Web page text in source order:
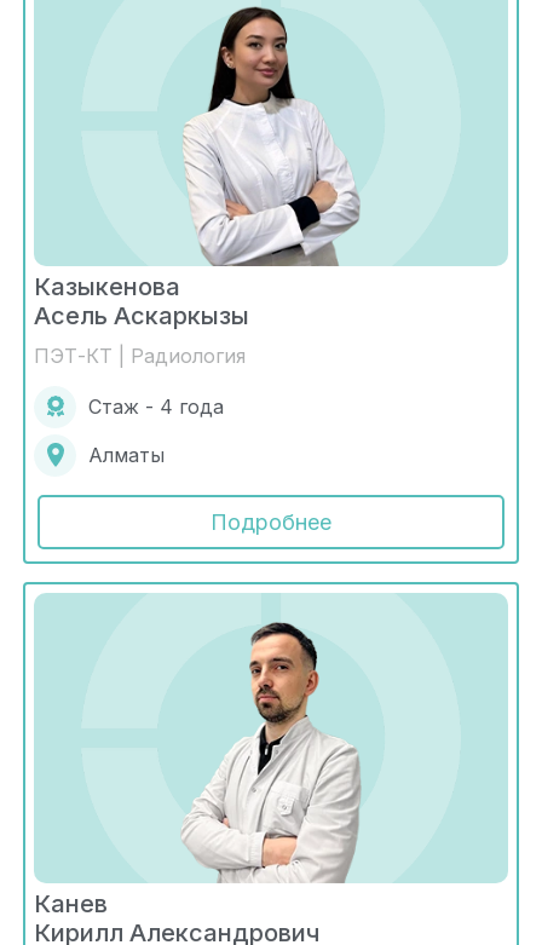
Казыкенова
Асель Аскаркызы
ПЭТ-КТ | Радиология
Стаж - 4 года
Алматы
Подробнее
Канев
Кирилл Александрович